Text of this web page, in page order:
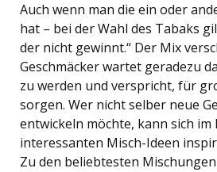
Auch wenn man die ein oder
hat – bei der Wahl des Tabaks
der nicht gewinnt.“ Der Mix
Geschmäcker wartet geradezu
zu werden und verspricht, für
sorgen. Wer nicht selber neue
entwickeln möchte, kann sich
interessanten Misch-Ideen
Zu den beliebtesten